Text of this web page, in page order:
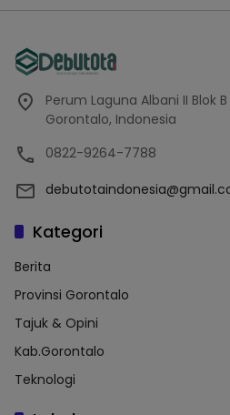
Perum Laguna Albani II Blok
Gorontalo, Indonesia
0822-9264-7788
Kategori
Berita
Provinsi Gorontalo
Tajuk & Opini
Kab.Gorontalo
Teknologi